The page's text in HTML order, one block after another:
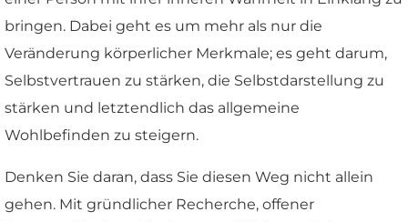
bringen. Dabei geht es um mehr als nur die
Veränderung körperlicher Merkmale; es geht darum,
Selbstvertrauen zu stärken, die Selbstdarstellung zu
stärken und letztendlich das allgemeine
Wohlbefinden zu steigern.
Denken Sie daran, dass Sie diesen Weg nicht allein
gehen. Mit gründlicher Recherche, offener